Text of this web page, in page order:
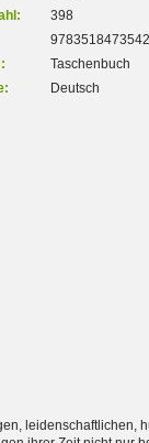
398
9783518473542
Taschenbuch
Deutsch
leidenschaftlichen,